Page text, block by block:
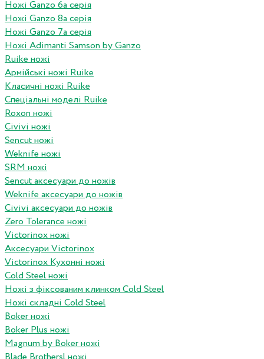
Ножі Ganzo 6а серія
Ножі Ganzo 8а серія
Ножі Ganzo 7а серія
Ножі Adimanti Samson by Ganzo
Ruike ножі
Армійські ножі Ruike
Класичні ножі Ruike
Спеціальні моделі Ruike
Roxon ножi
Civivi ножі
Sencut ножі
Weknife ножі
SRM ножі
Sencut аксесуари до ножів
Weknife аксесуари до ножів
Civivi аксесуари до ножів
Zero Tolerance ножі
Victorinox ножі
Аксесуари Victorinox
Victorinox Кухонні ножі
Cold Steel ножі
Ножі з фіксованим клинком Cold Steel
Ножі складні Cold Steel
Boker ножі
Boker Plus ножі
Magnum by Boker ножі